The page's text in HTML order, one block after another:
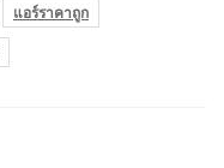
แอร์ราคาถูก